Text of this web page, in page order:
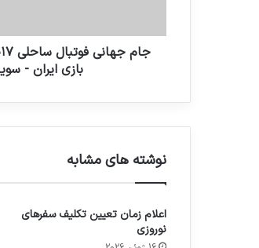
بازی ایران -
نوشته های مشابه
اعلام زمان تعیین تکلیف سفرهای
نوروزی